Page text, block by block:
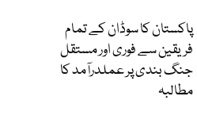
پاکستان کا سوڈان کے تمام
فریقین سے فوری اور مستقل
جنگ بندی پر عملدرآمد کا
مطالبہ